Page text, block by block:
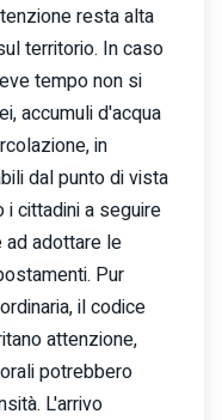
resta alta
territorio. In caso
tempo non si
accumuli d'acqua
in
dal punto di vista
i cittadini a seguire
ad adottare le
Pur
il codice
attenzione,
potrebbero
L'arrivo